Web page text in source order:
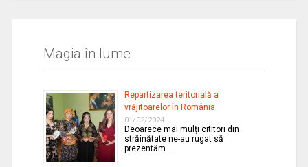
Magia în lume
Repartizarea teritorială a
vrăjitoarelor în România
01/02/2024
Deoarece mai mulți cititori din
străinătate ne-au rugat să
prezentăm …